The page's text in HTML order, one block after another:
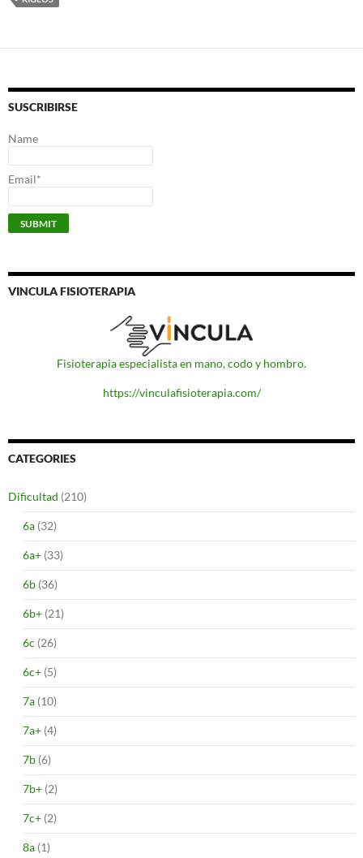
SUSCRIBIRSE
Name
Email*
VINCULA FISIOTERAPIA
Fisioterapia especialista en mano, codo y hombro.
https://vinculafisioterapia.com/
CATEGORIES
Dificultad (210)
6a (32)
6a+ (33)
6b (36)
6b+ (21)
6c (26)
6c+ (5)
7a (10)
7a+ (4)
7b (6)
7b+ (2)
7c+ (2)
8a (1)